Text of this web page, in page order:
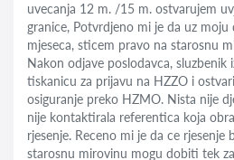
uvecanja 12 m. /15 m. ostvarujem
granice, Potvrdjeno mi je da uz
mjeseca, sticem pravo na starosnu
Nakon odjave poslodavca, sluzbenik
tiskanicu za prijavu na HZZO i
osiguranje preko HZMO. Nista nije
nije kontaktirala referentica koja
rjesenje. Receno mi je da ce rjesenje
starosnu mirovinu mogu dobiti tek